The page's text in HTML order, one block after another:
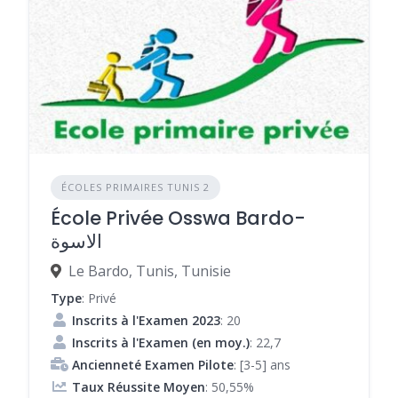
ÉCOLES PRIMAIRES TUNIS 2
École Privée Osswa Bardo-
الاسوة
Le Bardo, Tunis, Tunisie
Type: Privé
Inscrits à l'Examen 2023: 20
Inscrits à l'Examen (en moy.): 22,7
Ancienneté Examen Pilote: [3-5] ans
Taux Réussite Moyen: 50,55%